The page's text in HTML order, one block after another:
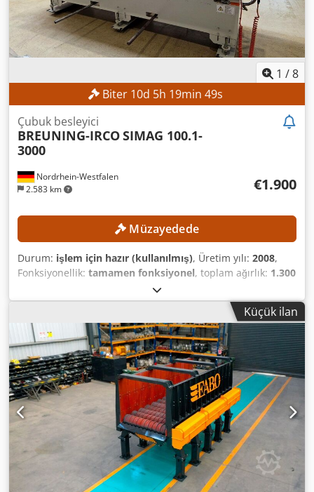
1 /8
Biter 10d 5h 19min 47s
Nordrhein-Westfalen
2.583 km
Çubuk besleyici
BREUNING-IRCOSIMAG 100.1-
3000
€1.900
Müzayedede
Durum: işlem için hazır (kullanılmış), Üretim yılı: 2008,
Fonksiyonellik: tamamen fonksiyonel, toplam ağırlık: 1.300
, kontrolör modeli:
parçası uzunluğu (maks.):3.000 mm, çubuk geçişi:60 mm,
TEKNİK ÖZELLİKLER İş parçasının maksimum uzunluğu:
3.000 mm Rehber kanal çapı: yaklaşık 60 mm Dcedjzqcv
Tepfx Aafsk MAKİNE ÖZELLİKLERİ Kontrol paneli: HBG 10
Tahrik gücü: 2 kW Ağırlık: 1.300 kg
Küçük ilan